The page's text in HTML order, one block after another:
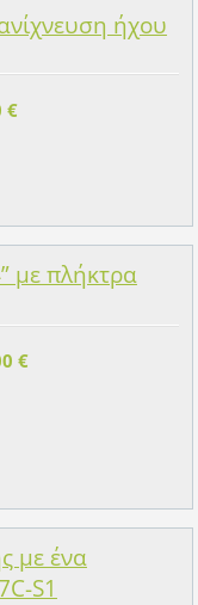
ήχου
€
με πλήκτρα
€
με ένα
S1